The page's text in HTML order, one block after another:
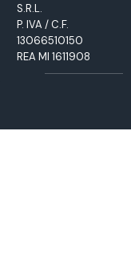
S.R.L.
P. IVA / C.F.
13066510150
REA MI 1611908